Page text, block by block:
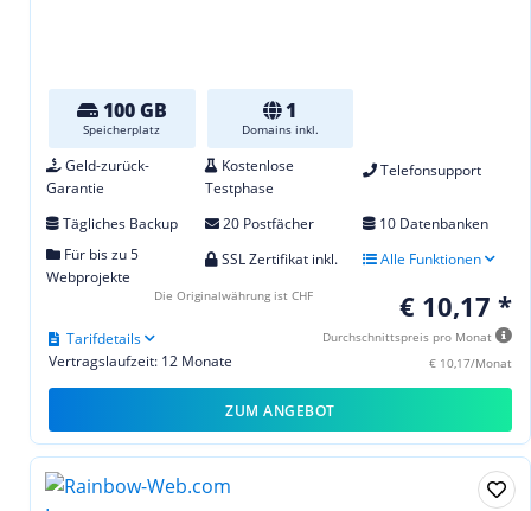
100 GB
Speicherplatz
1
Domains inkl.
Geld-zurück-
Garantie
Kostenlose
Testphase
Telefonsupport
Tägliches Backup 20 Postfächer
10 Datenbanken
Für bis zu 5
Webprojekte
SSL Zertifikat inkl. Alle Funktionen
€ 10,17 *
Durchschnittspreis pro Monat
€ 10,17/Monat
Vertragslaufzeit: 12 Monate
Tarifdetails
Die Originalwährung ist CHF
ZUM ANGEBOT